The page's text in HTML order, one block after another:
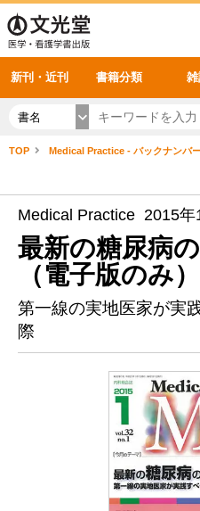
新刊・近刊 書籍分類
感染症 老年医学
呼吸器
循環器
雑誌投稿規定
理学療法
雑誌案内・年間購読
電子書籍
電子雑誌
書籍「データに基づく臨床動作分析
書籍「眼手術学」WEB動画
書籍「神経症候学 II 改訂第二版」
新刊一覧
今後の発行予定
書名
TOP Medical Practice - バックナンバ
Medical Practice 2015年
最新の糖尿病
（電子版のみ）
第一線の実地医家が実
際